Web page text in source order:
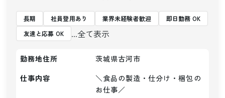
長期 社員登用あり 業界未経験者歓迎
即日勤務 OK
友達と応募 OK
...全て表示
勤務地住所
茨城県古河市
仕事内容
＼食品の製造・仕分け・梱包の
お仕事／